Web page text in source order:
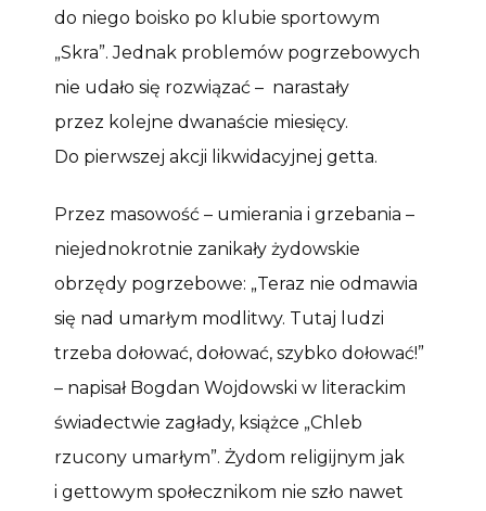
do niego boisko po klubie sportowym
„Skra”. Jednak problemów pogrzebowych
nie udało się rozwiązać – narastały
przez kolejne dwanaście miesięcy.
Do pierwszej akcji likwidacyjnej getta.
Przez masowość – umierania i grzebania –
niejednokrotnie zanikały żydowskie
obrzędy pogrzebowe: „Teraz nie odmawia
się nad umarłym modlitwy. Tutaj ludzi
trzeba dołować, dołować, szybko dołować!”
– napisał Bogdan Wojdowski w literackim
świadectwie zagłady, książce „Chleb
rzucony umarłym”. Żydom religijnym jak
i gettowym społecznikom nie szło nawet